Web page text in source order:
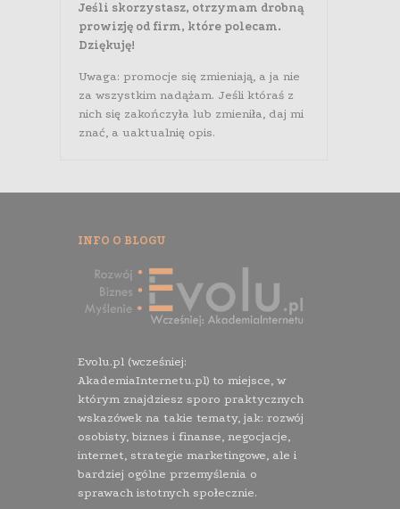
Jeśli skorzystasz, otrzymam drobną
prowizję od firm, które polecam.
Dziękuję!
Uwaga: promocje się zmieniają, a ja nie
za wszystkim nadążam. Jeśli któraś z
nich się zakończyła lub zmieniła, daj mi
znać, a uaktualnię opis.
INFO O BLOGU
Evolu.pl (wcześniej:
AkademiaInternetu.pl) to miejsce, w
którym znajdziesz sporo praktycznych
wskazówek na takie tematy, jak: rozwój
osobisty, biznes i finanse, negocjacje,
internet, strategie marketingowe, ale i
bardziej ogólne przemyślenia o
sprawach istotnych społecznie.